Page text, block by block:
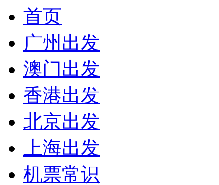
首页
广州出发
澳门出发
香港出发
北京出发
上海出发
机票常识